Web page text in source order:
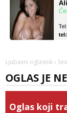
Ljubavni oglasnik › Sex
OGLAS JE
Oglas koji